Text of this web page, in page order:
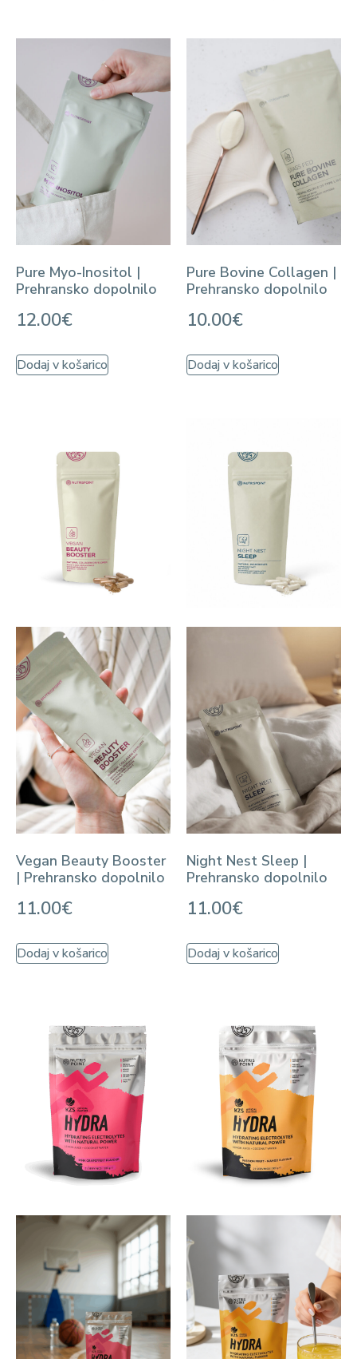
Pure Myo-Inositol |
Prehransko dopolnilo
12.00€
Dodaj v košarico
Pure Bovine Collagen |
Prehransko dopolnilo
10.00€
Dodaj v košarico
Vegan Beauty Booster
| Prehransko dopolnilo
11.00€
Dodaj v košarico
Night Nest Sleep |
Prehransko dopolnilo
11.00€
Dodaj v košarico